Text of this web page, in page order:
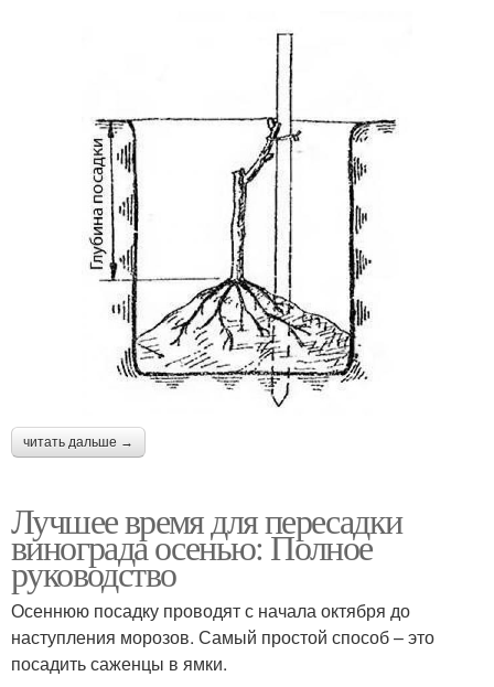
читать дальше →
Лучшее время для пересадки
винограда осенью: Полное
руководство
Осеннюю посадку проводят с начала октября до
наступления морозов. Самый простой способ – это
посадить саженцы в ямки.